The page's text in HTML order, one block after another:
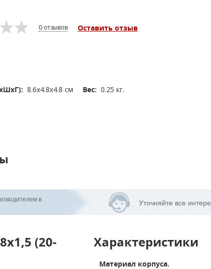
0 отзывов Оставить отзыв
8.6x4.8x4.8 см Вес: 0.25 кг.
в
Уточняйте все
(20-
Характеристики
Материал корпуса.